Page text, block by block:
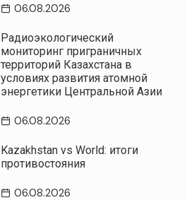
06.08.2026
Радиоэкологический
мониторинг приграничных
территорий Казахстана в
условиях развития атомной
энергетики Центральной Азии
06.08.2026
Kazakhstan vs World: итоги
противостояния
06.08.2026